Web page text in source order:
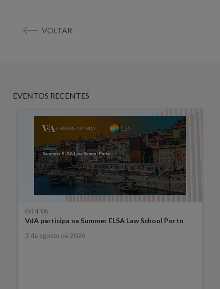
VOLTAR
EVENTOS RECENTES
EVENTOS
VdA participa na Summer ELSA Law School Porto
3 de agosto de 2026